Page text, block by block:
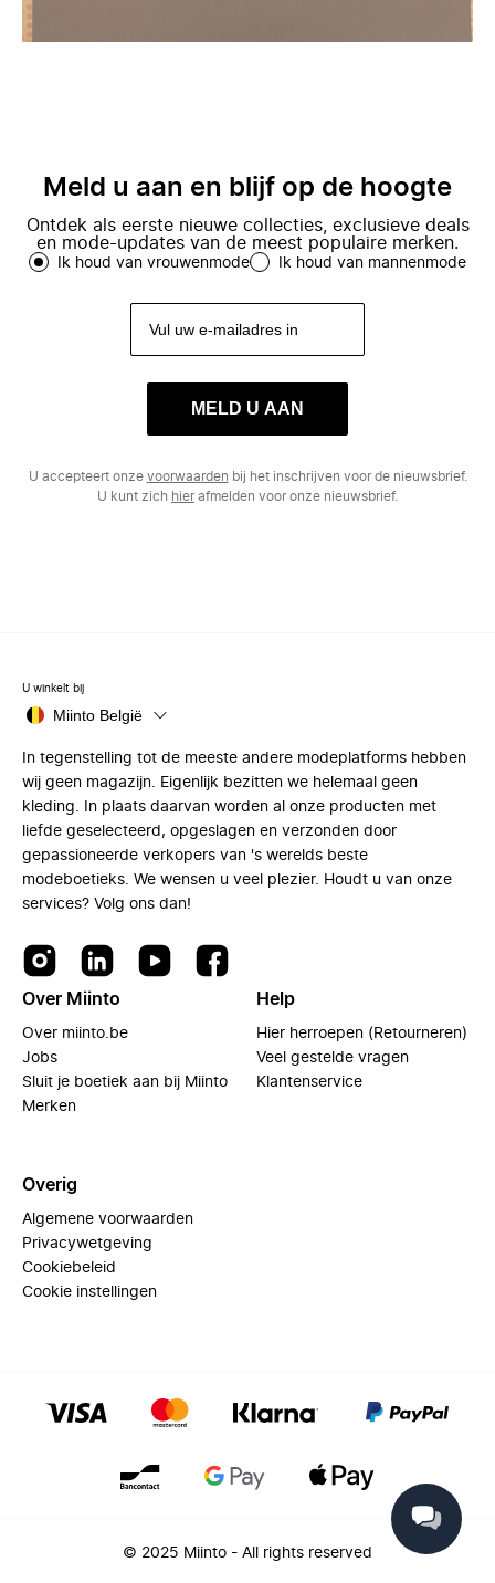
Meld u aan en blijf op de hoogte
Ontdek als eerste nieuwe collecties, exclusieve deals
en mode-updates van de meest populaire merken.
Ik houd van vrouwenmode Ik houd van mannenmode
MELD U AAN
U accepteert onze voorwaarden bij het inschrijven voor de nieuwsbrief.
U kunt zich hierafmelden voor onze nieuwsbrief.
U winkelt bij
Miinto België
In tegenstelling tot de meeste andere modeplatforms hebben
wij geen magazijn. Eigenlijk bezitten we helemaal geen
kleding. In plaats daarvan worden al onze producten met
liefde geselecteerd, opgeslagen en verzonden door
gepassioneerde verkopers van 's werelds beste
modeboetieks. We wensen u veel plezier. Houdt u van onze
services? Volg ons dan!
Over Miinto
Over miinto.be
Jobs
Sluit je boetiek aan bij Miinto
Merken
Help
Hier herroepen (Retourneren)
Veel gestelde vragen
Klantenservice
Overig
Algemene voorwaarden
Privacywetgeving
Cookiebeleid
Cookie instellingen
© 2025 Miinto - All rights reserved